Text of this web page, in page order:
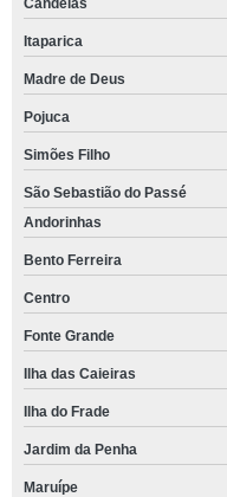
Candeias
Itaparica
Madre de Deus
Pojuca
Simões Filho
São Sebastião do Passé
Andorinhas
Bento Ferreira
Centro
Fonte Grande
Ilha das Caieiras
Ilha do Frade
Jardim da Penha
Maruípe